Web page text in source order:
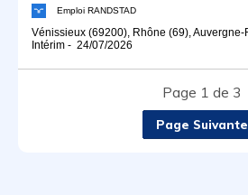
Emploi RANDSTAD
Vénissieux (69200), Rhône (69),
Intérim - 24/07/2026
Page 1 de 3
Page Suivante